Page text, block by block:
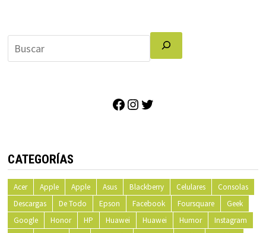
Facebook
Instagram
CATEGORÍAS
Acer Apple Apple Asus Blackberry Celulares
Consolas
Descargas
De Todo Epson Facebook Foursquare
Geek
Google
Honor HP Huawei Huawei Humor
Instagram